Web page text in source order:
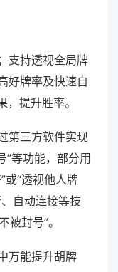
支持透视全局牌
好牌率及快速自
提升胜率。
第三方软件实现
”等功能，部分用
或“透视他人牌
自动连接等技
被封号”。
万能提升胡牌